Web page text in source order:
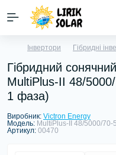
Інвертори Гібридні
Гібридний
MultiPlus-II 48/
1 фаза)
Виробник: Victron Energy
Модель: MultiPlus-II 48/5000/70-
Артикул: 00470